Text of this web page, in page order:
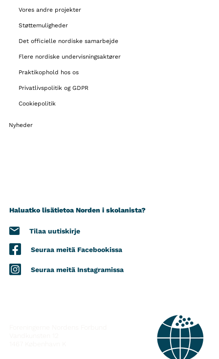
Vores andre projekter
Støttemuligheder
Det officielle nordiske samarbejde
Flere nordiske undervisningsaktører
Praktikophold hos os
Privatlivspolitik og GDPR
Cookiepolitik
Nyheder
Haluatko lisätietoa Norden i skolanista?
Tilaa uutiskirje
Seuraa meitä Facebookissa
Seuraa meitä Instagramissa